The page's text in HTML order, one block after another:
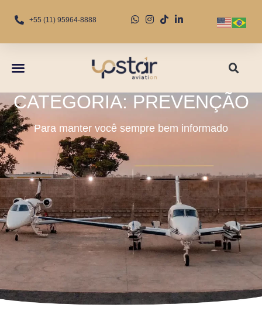
+55 (11) 95964-8888
CATEGORIA: PREVENÇÃO
Para manter você sempre bem informado